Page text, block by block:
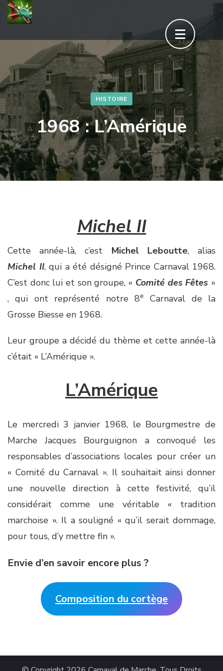
Aller
au
contenu
(Pressez
Entrée)
HISTOIRE
1968 : L’Amérique
Michel II
Cette année-là, c’est Michel Leboutte, alias
Michel II, qui a été désigné Prince Carnaval 1968.
C’est donc lui et son groupe, « Comité des Fêtes »
, qui ont représenté notre 8e
Carnaval de la
Grosse Biesse en 1968.
Leur groupe a décidé du thème et cette année-là
c’était « L’Amérique ».
L’Amérique
Le mercredi 3 janvier 1968, le Bourgmestre de
Marche Jacques Bourguignon a convoqué les
responsables d’associations locales pour créer un
« Comité du Carnaval ». Il souhaitait ainsi donner
une nouvelle direction à cette festivité, qu’il
considérait comme une véritable « tradition
marchoise ». Il a souligné « qu’il serait dommage,
pour tous, d’y mettre fin ».
Envie d’en savoir encore plus ?
Composition du cortège